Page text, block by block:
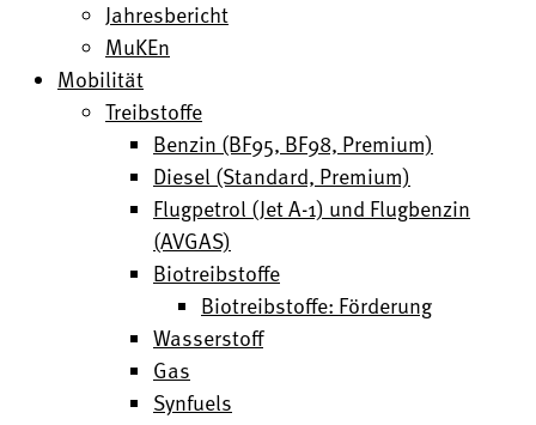
Jahresbericht
MuKEn
Mobilität
Treibstoffe
Benzin (BF95, BF98, Premium)
Diesel (Standard, Premium)
Flugpetrol (Jet A-1) und Flugbenzin
(AVGAS)
Biotreibstoffe
Biotreibstoffe: Förderung
Wasserstoff
Gas
Synfuels